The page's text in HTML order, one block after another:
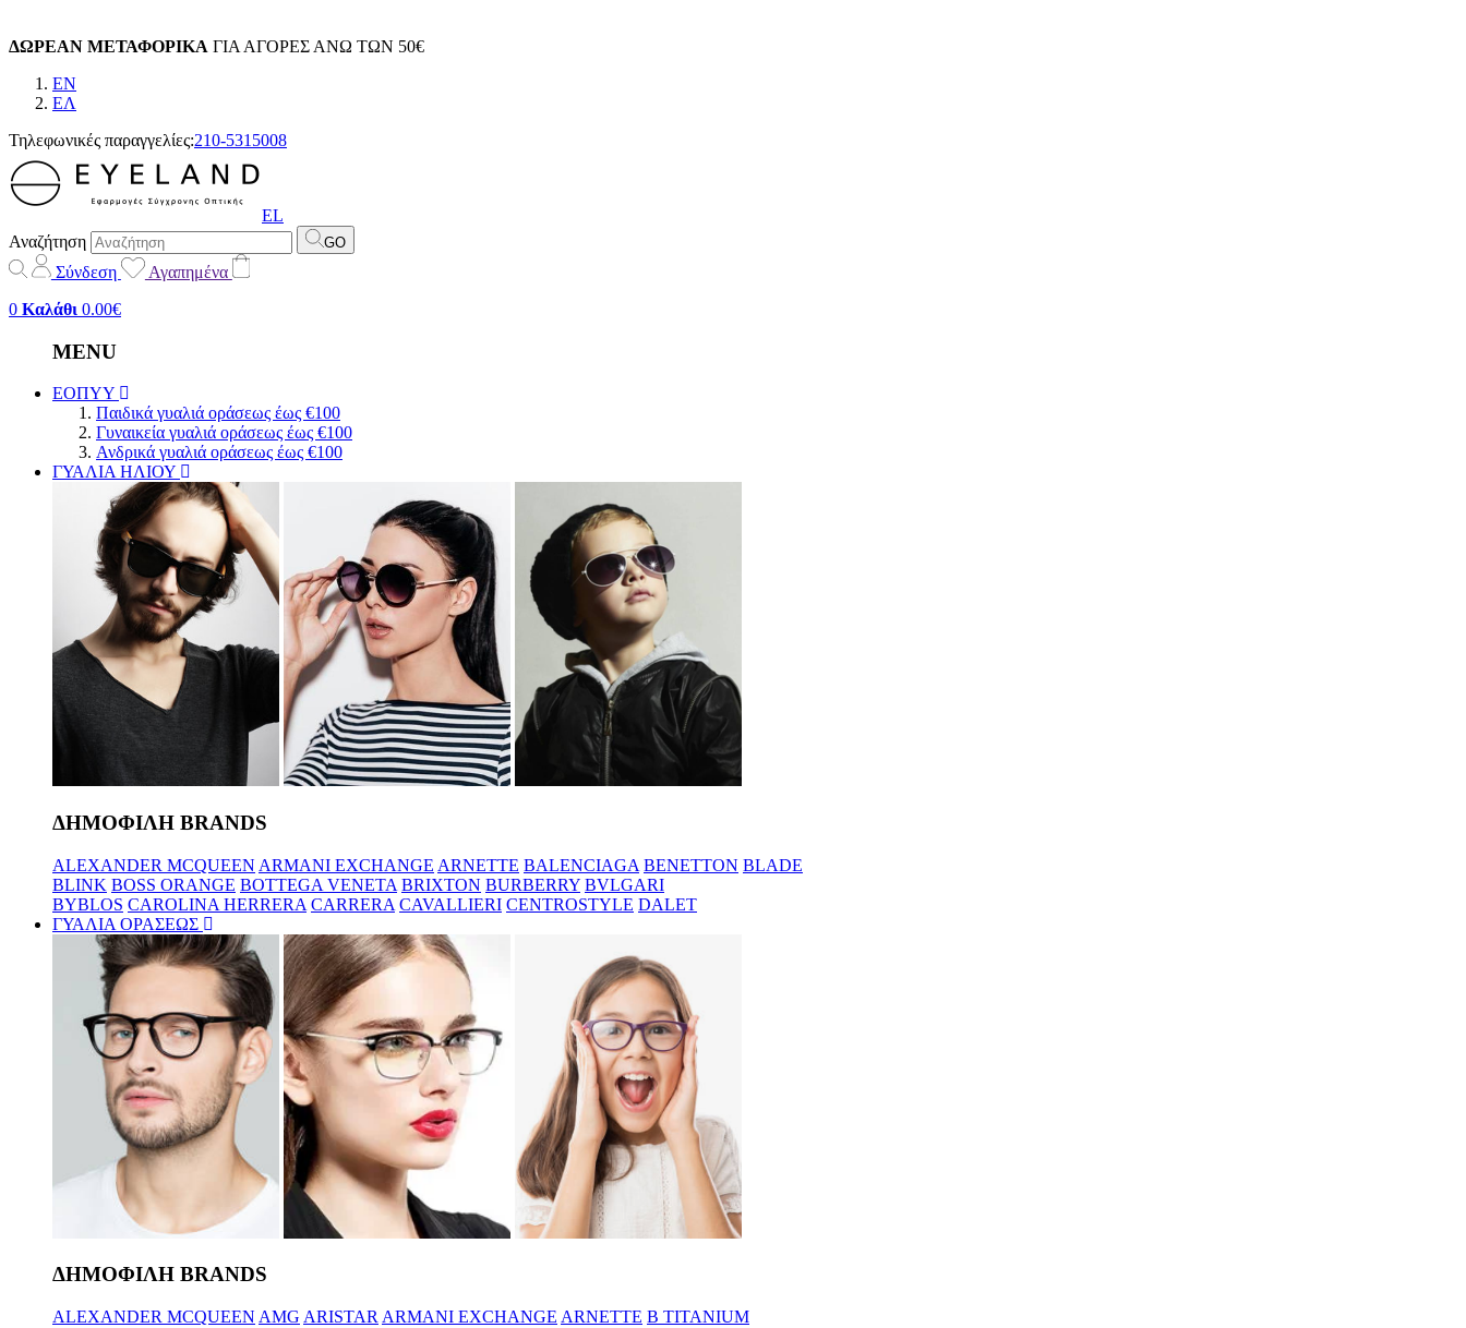
ΔΩΡΕΑΝ ΜΕΤΑΦΟΡΙΚΑ ΓΙΑ ΑΓΟΡΕΣ ΑΝΩ ΤΩΝ 50€
EN
EΛ
Τηλεφωνικές παραγγελίες:210-5315008
EL
Αναζήτηση
GO
Σύνδεση
Αγαπημένα
0 Καλάθι 0.00€
MENU
ΕΟΠΥΥ
Παιδικά γυαλιά οράσεως έως €100
Γυναικεία γυαλιά οράσεως έως €100
Ανδρικά γυαλιά οράσεως έως €100
ΓΥΑΛΙΑ ΗΛΙΟΥ
ΔΗΜΟΦΙΛΗ BRANDS
ALEXANDER MCQUEEN ARMANI EXCHANGE ARNETTE BALENCIAGA BENETTON BLADE
BLINK BOSS ORANGE BOTTEGA VENETA BRIXTON BURBERRY BVLGARI
BYBLOS CAROLINA HERRERA CARRERA CAVALLIERI CENTROSTYLE DALET
ΓΥΑΛΙΑ ΟΡΑΣΕΩΣ
ΔΗΜΟΦΙΛΗ BRANDS
ALEXANDER MCQUEEN AMG ARISTAR ARMANI EXCHANGE ARNETTE B TITANIUM